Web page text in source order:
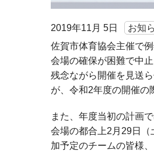
2019年11月 5日
お知
佐賀市体育協会主催で
会場の確保が困難で中
残念ながら開催を見送
が、令和2年度の開催の
また、年度当初の計画
会場の都合上2月29日
加予定のチームの皆様